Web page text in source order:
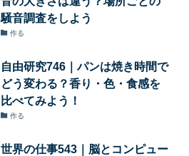
騒音調査をしよう
作る
自由研究746｜パンは焼き時間で
どう変わる？香り・色・食感を
比べてみよう！
作る
世界の仕事543｜脳とコンピュー